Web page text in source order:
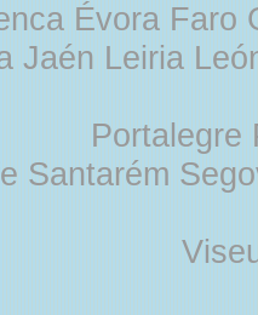
Évora Faro
Jaén Leiria
Portalegre
Santarém